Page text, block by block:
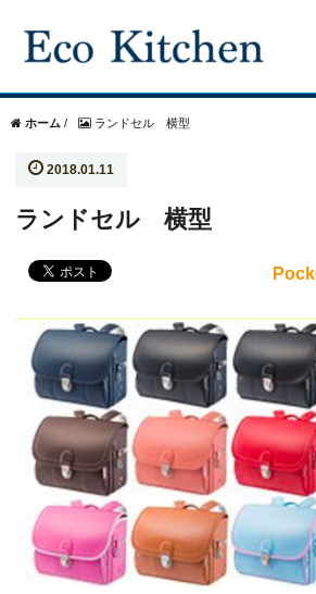
生ゴミ処理機
ホーム / ランドセル 横型
2018.01.11
ランドセル 横型